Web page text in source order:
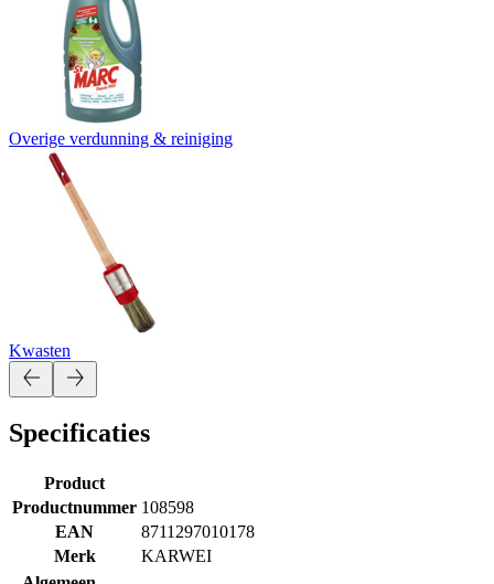
Overige verdunning & reiniging
Kwasten
Specificaties
Product
Productnummer 108598
EAN
8711297010178
Merk
KARWEI